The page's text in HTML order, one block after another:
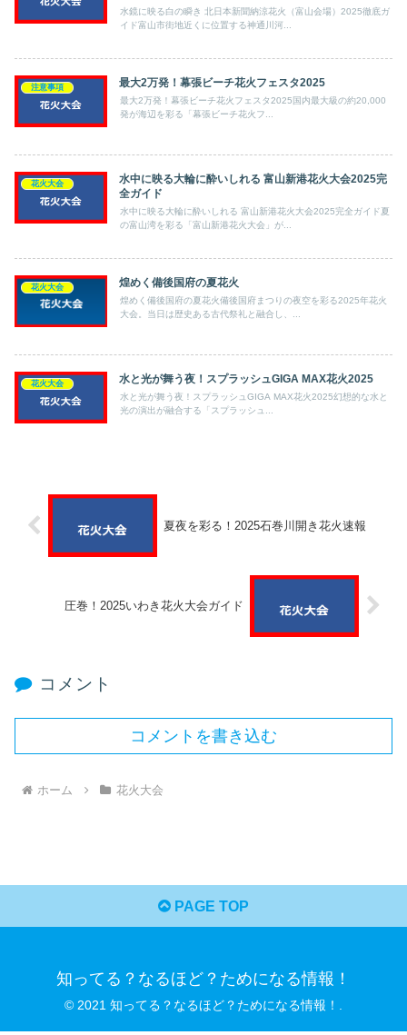
水鏡に映る白の瞬き 北日本新聞納涼花火（富山会場）2025徹底ガ
イド富山市街地近くに位置する神通川河...
注意事項 最大2万発！幕張ビーチ花火フェスタ2025
最大2万発！幕張ビーチ花火フェスタ2025国内最大級の約20,000
発が海辺を彩る「幕張ビーチ花火フ...
花火大会
水中に映る大輪に酔いしれる 富山新港花火大会2025完
全ガイド
水中に映る大輪に酔いしれる 富山新港花火大会2025完全ガイド夏
の富山湾を彩る「富山新港花火大会」が...
花火大会 煌めく備後国府の夏花火
煌めく備後国府の夏花火備後国府まつりの夜空を彩る2025年花火
大会。当日は歴史ある古代祭礼と融合し、...
花火大会 水と光が舞う夜！スプラッシュGIGA MAX花火2025
水と光が舞う夜！スプラッシュGIGA MAX花火2025幻想的な水と
光の演出が融合する「スプラッシュ...
夏夜を彩る！2025石巻川開き花火速報
圧巻！2025いわき花火大会ガイド
コメント
コメントを書き込む
ホーム 花火大会
PAGE TOP
知ってる？なるほど？ためになる情報！
© 2021 知ってる？なるほど？ためになる情報！.